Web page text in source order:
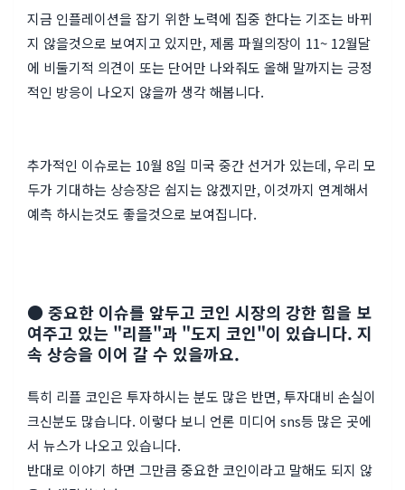
지금 인플레이션을 잡기 위한 노력에 집중 한다는 기조는 바뀌
지 않을것으로 보여지고 있지만, 제롬 파월의장이 11~ 12월달
에 비둘기적 의견이 또는 단어만 나와줘도 올해 말까지는 긍정
적인 방응이 나오지 않을까 생각 해봅니다.
추가적인 이슈로는 10월 8일 미국 중간 선거가 있는데, 우리 모
두가 기대하는 상승장은 쉽지는 않겠지만, 이것까지 연계해서
예측 하시는것도 좋을것으로 보여집니다.
● 중요한 이슈를 앞두고 코인 시장의 강한 힘을 보
여주고 있는 "리플"과 "도지 코인"이 있습니다. 지
속 상승을 이어 갈 수 있을까요.
특히 리플 코인은 투자하시는 분도 많은 반면, 투자대비 손실이
크신분도 많습니다. 이렇다 보니 언론 미디어 sns등 많은 곳에
서 뉴스가 나오고 있습니다.
반대로 이야기 하면 그만큼 중요한 코인이라고 말해도 되지 않